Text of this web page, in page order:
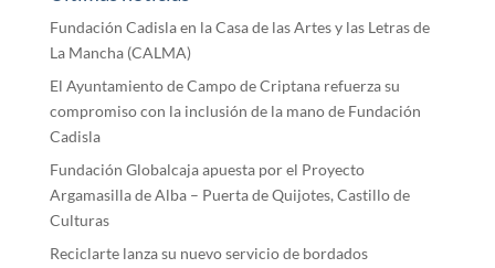
Fundación Cadisla en la Casa de las Artes y las Letras de
La Mancha (CALMA)
El Ayuntamiento de Campo de Criptana refuerza su
compromiso con la inclusión de la mano de Fundación
Cadisla
Fundación Globalcaja apuesta por el Proyecto
Argamasilla de Alba – Puerta de Quijotes, Castillo de
Culturas
Reciclarte lanza su nuevo servicio de bordados